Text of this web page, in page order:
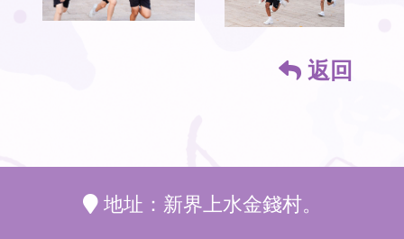
返回
地址：新界上水金錢村。